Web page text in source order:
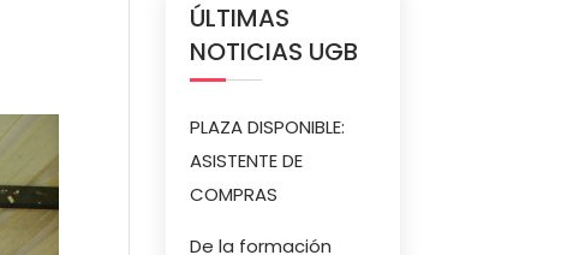
ÚLTIMAS
NOTICIAS UGB
PLAZA DISPONIBLE:
ASISTENTE DE
COMPRAS
De la formación